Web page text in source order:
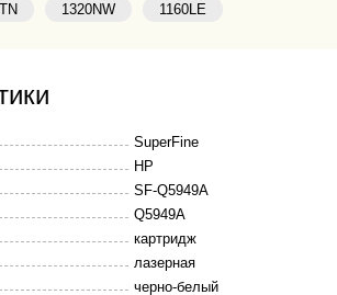
1320NW 1160LЕ
SuperFine
HP
SF-Q5949A
Q5949A
картридж
лазерная
черно-белый